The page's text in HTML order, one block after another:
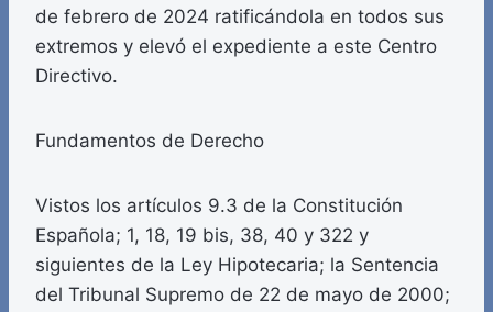
de febrero de 2024 ratificándola en todos sus
extremos y elevó el expediente a este Centro
Directivo.
Fundamentos de Derecho
Vistos los artículos 9.3 de la Constitución
Española; 1, 18, 19 bis, 38, 40 y 322 y
siguientes de la Ley Hipotecaria; la Sentencia
del Tribunal Supremo de 22 de mayo de 2000;